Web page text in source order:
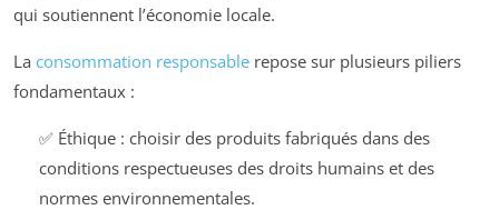
qui soutiennent l’économie locale.
La consommation responsable repose sur plusieurs piliers
fondamentaux :
✅ Éthique : choisir des produits fabriqués dans des
conditions respectueuses des droits humains et des
normes environnementales.